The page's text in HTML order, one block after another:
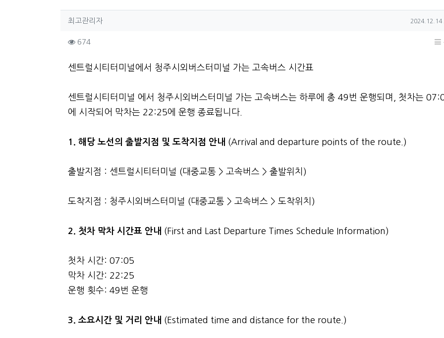
작성자 정보
최고관리자작성 작성일
2024.12.14
컨텐츠 정보
674조회
본문
센트럴시티터미널에서 청주시외버스터미널 가는 고속버스 시간표
센트럴시티터미널 에서 청주시외버스터미널 가는 고속버스는 하루에 총 49번 운행되며, 첫차는
에 시작되어 막차는 22:25에 운행 종료됩니다.
1. 해당 노선의 출발지점 및 도착지점 안내 (Arrival and departure points of the route.)
출발지점 : 센트럴시티터미널 (대중교통 > 고속버스 > 출발위치)
도착지점 : 청주시외버스터미널 (대중교통 > 고속버스 > 도착위치)
2. 첫차 막차 시간표 안내 (First and Last Departure Times Schedule Information)
첫차 시간: 07:05
막차 시간: 22:25
운행 횟수: 49번 운행
3. 소요시간 및 거리 안내 (Estimated time and distance for the route.)